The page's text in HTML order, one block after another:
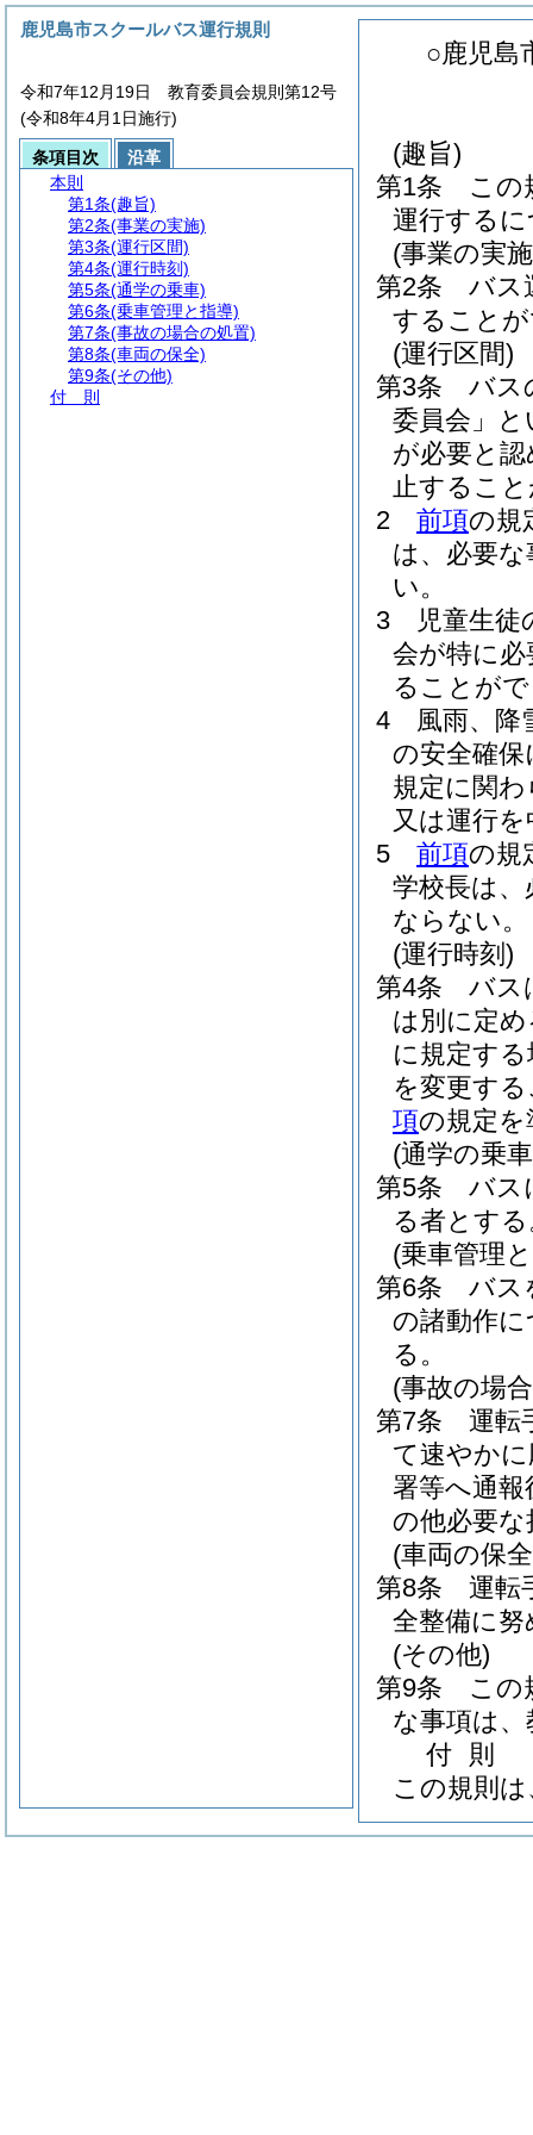
○鹿児島
(趣旨)
第1条
この
運行する
(事業の実
第2条
バス
すること
(運行区間)
第3条
バス
委員会」と
が必要と
止するこ
2
前項の規
は、必要
い。
3
児童生
会が特に
ることが
4
風雨、降
の安全確
規定に関
又は運行
5
前項の規
学校長は
ならない。
(運行時刻)
第4条
バス
は別に定
に規定す
を変更す
項の規定
(通学の乗
第5条
バス
る者とす
(乗車管理
第6条
バス
の諸動作
る。
(事故の場
第7条
運転
て速やか
署等へ通
の他必要
(車両の保
第8条
運転
全整備に
(その他)
第9条
この
な事項は
付 則
この規則
鹿児島市スクールバス運行規則
令和7年12月19日 教育委員会規則第12号
(令和8年4月1日施行)
条項目次
沿革
本則
第1条(趣旨)
第2条(事業の実施)
第3条(運行区間)
第4条(運行時刻)
第5条(通学の乗車)
第6条(乗車管理と指導)
第7条(事故の場合の処置)
第8条(車両の保全)
第9条(その他)
付 則